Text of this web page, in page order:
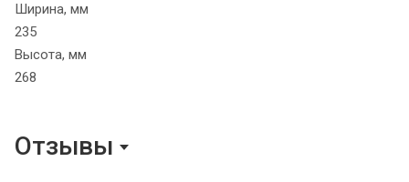
Ширина, мм
235
Высота, мм
268
Отзывы